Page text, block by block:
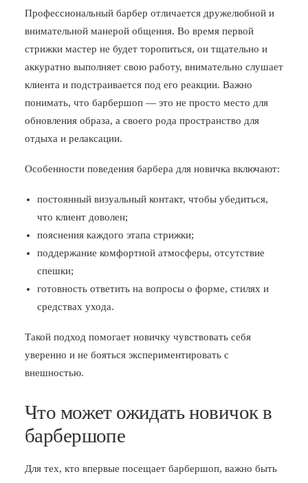
Профессиональный барбер отличается дружелюбной и
внимательной манерой общения. Во время первой
стрижки мастер не будет торопиться, он тщательно и
аккуратно выполняет свою работу, внимательно слушает
клиента и подстраивается под его реакции. Важно
понимать, что барбершоп — это не просто место для
обновления образа, а своего рода пространство для
отдыха и релаксации.
Особенности поведения барбера для новичка включают:
постоянный визуальный контакт, чтобы убедиться,
что клиент доволен;
пояснения каждого этапа стрижки;
поддержание комфортной атмосферы, отсутствие
спешки;
готовность ответить на вопросы о форме, стилях и
средствах ухода.
Такой подход помогает новичку чувствовать себя
уверенно и не бояться экспериментировать с
внешностью.
Что может ожидать новичок в
барбершопе
Для тех, кто впервые посещает барбершоп, важно быть